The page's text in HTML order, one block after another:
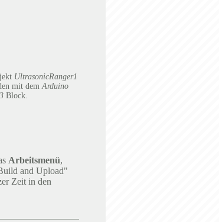
UltrasonicRanger1
mit dem Arduino
Block.
Arbeitsmenü,
and Upload"
Zeit in den